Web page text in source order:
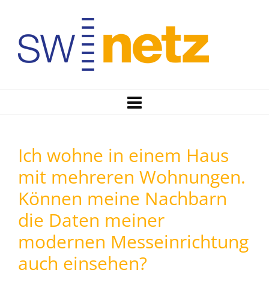
Ich wohne in einem Haus
mit mehreren Wohnungen.
Können meine Nachbarn
die Daten meiner
modernen Messeinrichtung
auch einsehen?